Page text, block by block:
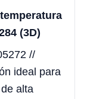
(3D)
//
ideal para
alta